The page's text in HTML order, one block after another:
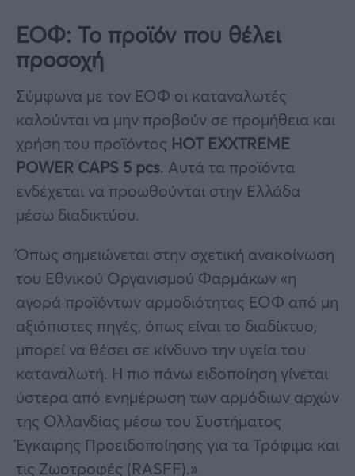
ΕΟΦ: Το προϊόν που θέλει
προσοχή
Σύμφωνα με τον ΕΟΦ οι καταναλωτές
καλούνται να μην προβούν σε προμήθεια και
χρήση του προϊόντος HOT EXXTREME
POWER CAPS 5 pcs. Αυτά τα προϊόντα
ενδέχεται να προωθούνται στην Ελλάδα
μέσω διαδικτύου.
Όπως σημειώνεται στην σχετική ανακοίνωση
του Εθνικού Οργανισμού Φαρμάκων «η
αγορά προϊόντων αρμοδιότητας ΕΟΦ από μη
αξιόπιστες πηγές, όπως είναι το διαδίκτυο,
μπορεί να θέσει σε κίνδυνο την υγεία του
καταναλωτή. Η πιο πάνω ειδοποίηση γίνεται
ύστερα από ενημέρωση των αρμόδιων αρχών
της Ολλανδίας μέσω του Συστήματος
Έγκαιρης Προειδοποίησης για τα Τρόφιμα και
τις Ζωοτροφές (RASFF).»